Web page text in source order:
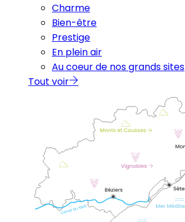
Charme
Bien-être
Prestige
En plein air
Au coeur de nos grands sites
Tout voir